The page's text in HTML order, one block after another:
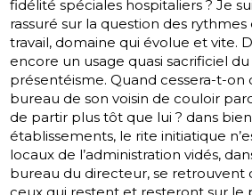
fidélité spéciales hospitaliers ? Je
rassuré sur la question des
travail, domaine qui évolue et vite.
encore un usage quasi sacrificiel
présentéisme. Quand cessera-t-on
bureau de son voisin de couloir
de partir plus tôt que lui ? dans
établissements, le rite initiatique
locaux de l’administration vidés,
bureau du directeur, se retrouvent